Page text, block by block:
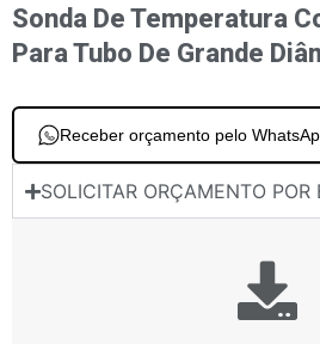
Sonda De Temperatura
Para Tubo De Grande
Receber orçamento pelo
SOLICITAR ORÇAMENTO POR